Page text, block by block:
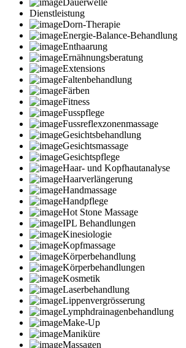
Dauerwelle
Dienstleistung
Dorn-Therapie
Energie-Balance-Behandlung
Enthaarung
Ernähnungsberatung
Extensions
Faltenbehandlung
Färben
Fitness
Fusspflege
Fussreflexzonenmassage
Gesichtsbehandlung
Gesichtsmassage
Gesichtspflege
Haar- und Kopfhautanalyse
Haarverlängerung
Handmassage
Handpflege
Hot Stone Massage
IPL Behandlungen
Kinesiologie
Kopfmassage
Körperbehandlung
Körperbehandlungen
Kosmetik
Laserbehandlung
Lippenvergrösserung
Lymphdrainagenbehandlung
Make-Up
Maniküre
Massagen